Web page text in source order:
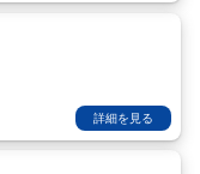
詳細を見る